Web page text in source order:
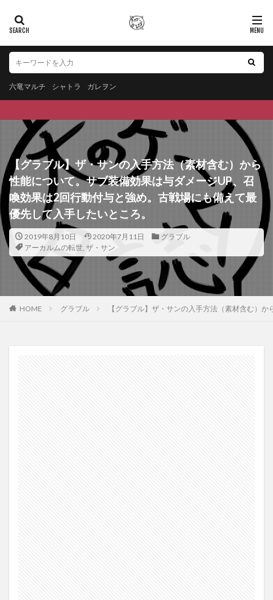
六竜マルチ シャトラ ガレヲン
【グラブル】ザ・サンの入手方法（素材含む）から
性能について。サブ装備効果は与ダメージUP、召
喚効果は2回行動付与と強め。古戦場にも備えて最
優先して入手したいところ。
2019年8月10日 2020年7月11日
グラブル
アーカルムの転世, ザ・サン
HOME グラブル 【グラブル】ザ・サンの入手方法（素材含む）